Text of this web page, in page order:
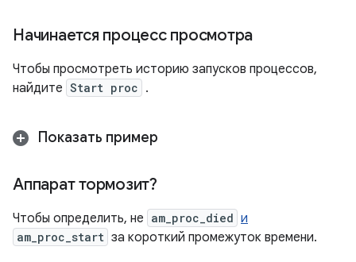
Начинается процесс просмотра
Чтобы просмотреть историю запусков процессов,
найдите Start proc .
Показать пример
Аппарат тормозит?
Чтобы определить, не am_proc_died и
am_proc_start за короткий промежуток времени.